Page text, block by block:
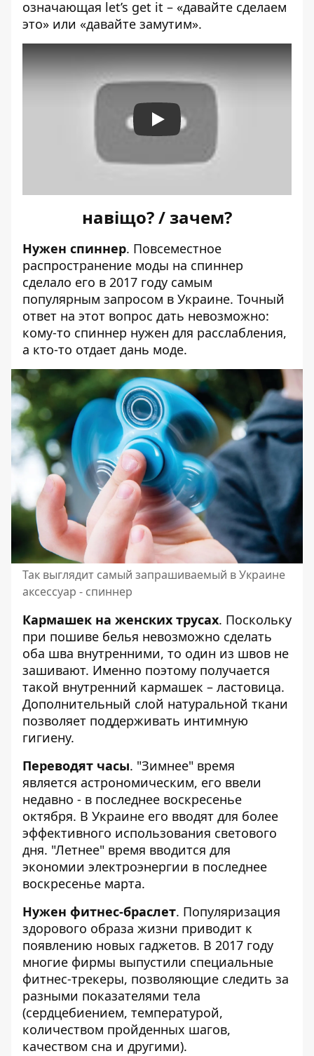
означающая let’s get it – «давайте сделаем
это» или «давайте замутим».
Play
навіщо? / зачем?
Нужен спиннер. Повсеместное
распространение моды на спиннер
сделало его в 2017 году самым
популярным запросом в Украине. Точный
ответ на этот вопрос дать невозможно:
кому-то спиннер нужен для расслабления,
а кто-то отдает дань моде.
Так выглядит самый запрашиваемый в Украине
аксессуар - спиннер
Кармашек на женских трусах. Поскольку
при пошиве белья невозможно сделать
оба шва внутренними, то один из швов не
зашивают. Именно поэтому получается
такой внутренний кармашек – ластовица.
Дополнительный слой натуральной ткани
позволяет поддерживать интимную
гигиену.
Переводят часы. "Зимнее" время
является астрономическим, его ввели
недавно - в последнее воскресенье
октября. В Украине его вводят для более
эффективного использования светового
дня. "Летнее" время вводится для
экономии электроэнергии в последнее
воскресенье марта.
Нужен фитнес-браслет. Популяризация
здорового образа жизни приводит к
появлению новых гаджетов. В 2017 году
многие фирмы выпустили специальные
фитнес-трекеры, позволяющие следить за
разными показателями тела
(сердцебиением, температурой,
количеством пройденных шагов,
качеством сна и другими).